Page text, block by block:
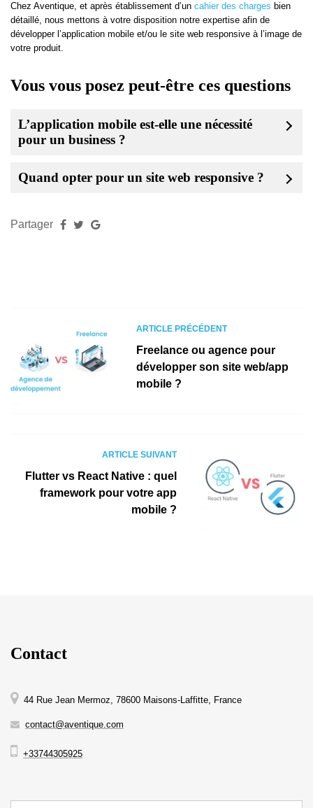
Chez Aventique, et après établissement d’un cahier des charges bien
détaillé, nous mettons à votre disposition notre expertise afin de
développer l’application mobile et/ou le site web responsive à l’image de
votre produit.
Vous vous posez peut-être ces questions
L’application mobile est-elle une nécessité
pour un business ?
Quand opter pour un site web responsive ?
Partager
ARTICLE PRÉCÉDENT
Freelance ou agence pour
développer son site web/app
mobile ?
ARTICLE SUIVANT
Flutter vs React Native : quel
framework pour votre app
mobile ?
Contact
44 Rue Jean Mermoz, 78600 Maisons-Laffitte, France
contact@aventique.com
+33744305925